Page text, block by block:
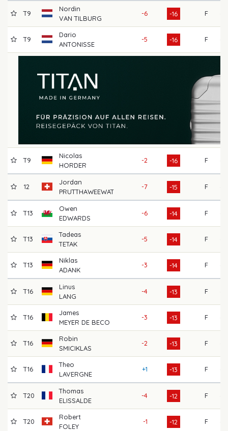
T9
Nordin
VAN TILBURG
-6 -16 F
T9
Dario
ANTONISSE
-5 -16 F
T9
Nicolas
HORDER
-2 -16 F
12
Jordan
PRUTTHAWEEWAT
-7 -15 F
T13
Owen
EDWARDS
-6 -14 F
T13
Tadeas
TETAK
-5 -14 F
T13
Niklas
ADANK
-3 -14 F
T16
Linus
LANG
-4 -13 F
T16
James
MEYER DE BECO
-3 -13 F
T16
Robin
SMICIKLAS
-2 -13 F
T16
Theo
LAVERGNE
+1 -13 F
T20
Thomas
ELISSALDE
-4 -12 F
T20
Robert
FOLEY
-1 -12 F